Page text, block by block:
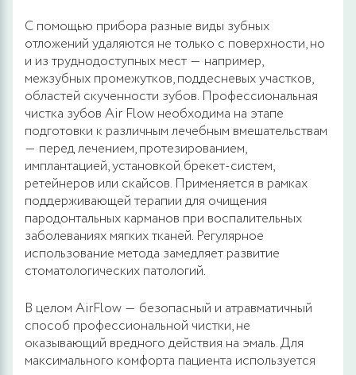
С помощью прибора разные виды зубных
отложений удаляются не только с поверхности, но
и из труднодоступных мест ― например,
межзубных промежутков, поддесневых участков,
областей скученности зубов. Профессиональная
чистка зубов Air Flow необходима на этапе
подготовки к различным лечебным вмешательствам
― перед лечением, протезированием,
имплантацией, установкой брекет-систем,
ретейнеров или скайсов. Применяется в рамках
поддерживающей терапии для очищения
пародонтальных карманов при воспалительных
заболеваниях мягких тканей. Регулярное
использование метода замедляет развитие
стоматологических патологий.
В целом AirFlow ― безопасный и атравматичный
способ профессиональной чистки, не
оказывающий вредного действия на эмаль. Для
максимального комфорта пациента используется